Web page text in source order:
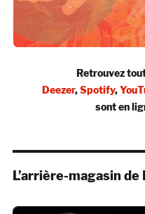
Retrouvez
Deezer,Spotify,
sont en
L’arrière-magasin